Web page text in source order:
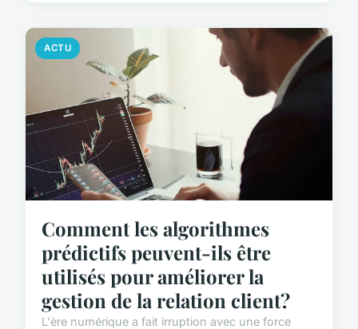
ACTU
Comment les algorithmes
prédictifs peuvent-ils être
utilisés pour améliorer la
gestion de la relation client?
L'ère numérique a fait irruption avec une force